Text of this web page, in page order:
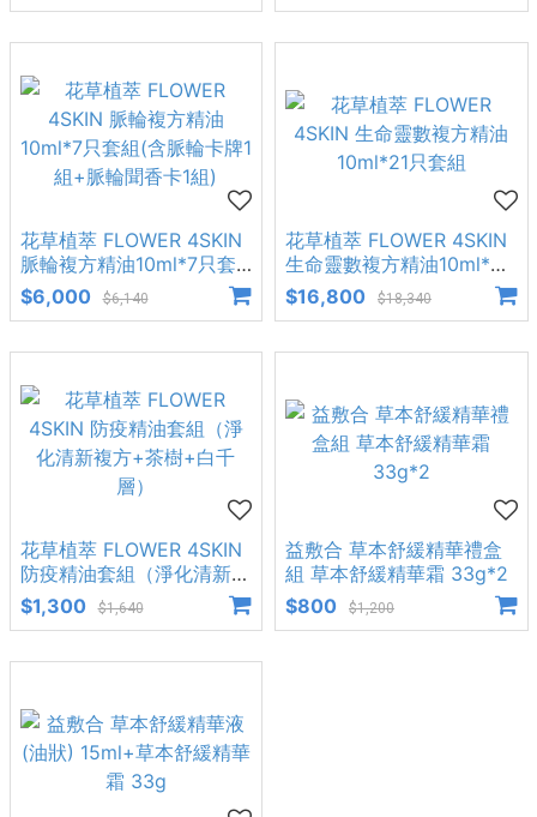
花草植萃 FLOWER 4SKIN
脈輪複方精油10ml*7只套
組(含脈輪卡牌1組+脈輪聞
香卡1組)
$6,000 $6,140
花草植萃 FLOWER 4SKIN
生命靈數複方精油10ml*21
只套組
$16,800 $18,340
花草植萃 FLOWER 4SKIN
防疫精油套組（淨化清新複
方+茶樹+白千層）
$1,300 $1,640
益敷合 草本舒緩精華禮盒
組 草本舒緩精華霜 33g*2
$800
$1,200